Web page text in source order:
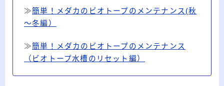
≫簡単！メダカのビオトープのメンテナンス(秋
～冬編）
≫簡単！メダカのビオトープのメンテナンス
（ビオトープ水槽のリセット編）